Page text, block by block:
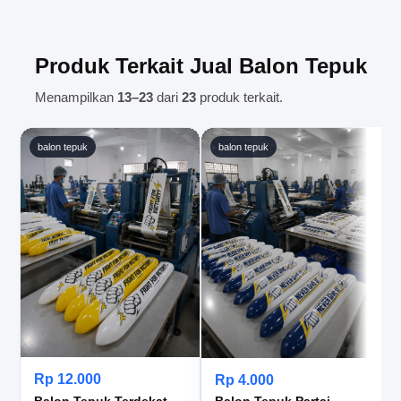
diproses dengan baik.
Produk Terkait Jual Balon Tepuk
Menampilkan 13–23dari 23produk terkait.
balon tepuk
Rp 12.000
balon tepuk
Rp 4.000